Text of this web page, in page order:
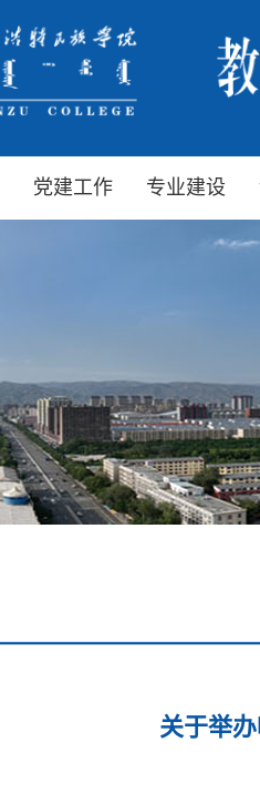
党建工作 专业建设
关于举